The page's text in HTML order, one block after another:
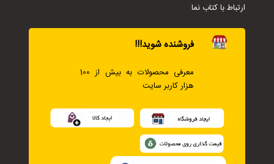
ارتباط با کتاب نما
فروشنده شوید!!!
معرفی محصولات به بیش از 100
هزار کاربر سایت